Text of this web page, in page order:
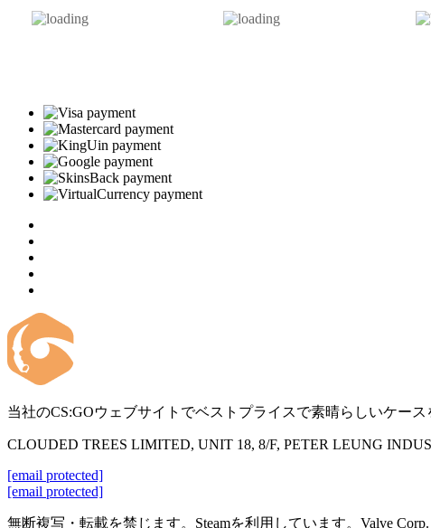
当社のCS:GOウェブサイトでベストプライスで素晴らしいケー
CLOUDED TREES LIMITED, UNIT 18, 8/F, PETER LEUNG
[email protected]
[email protected]
無断複写・転載を禁じます。Steamを利用しています。Valve